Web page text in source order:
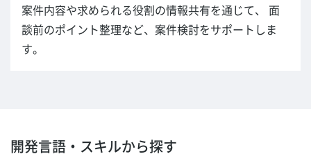
案件内容や求められる役割の情報共有を通じて、 面
談前のポイント整理など、案件検討をサポートしま
す。
開発言語・スキルから探す